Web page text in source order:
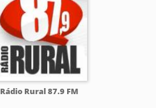
Rádio Rural 87.9 FM